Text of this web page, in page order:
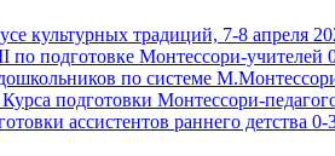
культурных традиций, 7-8 апреля
подготовке Монтессори-учителей
по системе
подготовки Монтессори-
ассистентов раннего детства 0-